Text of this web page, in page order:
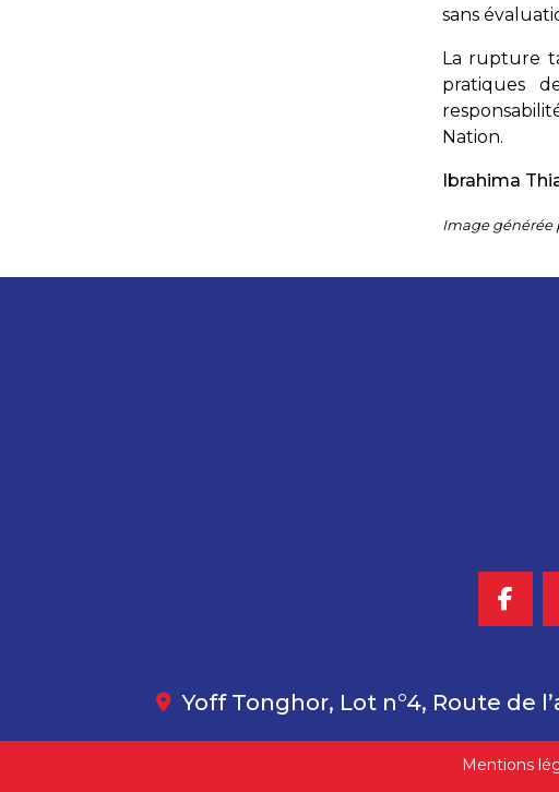
sans
La rupture
pratiques
Nation.
Ibrahima
Image générée
Yoff Tonghor, Lot n°4, Route de
Mentions